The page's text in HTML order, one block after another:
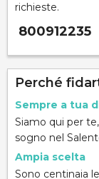
richieste.
800912235
Perché
Sempre a tua
Siamo qui per
sogno nel
Ampia scelta
Sono centinaia